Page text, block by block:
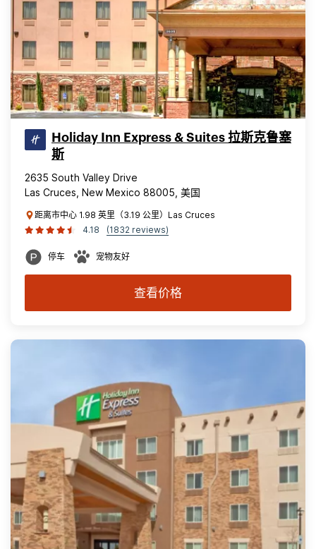
Holiday Inn Express & Suites 拉斯克鲁塞
斯
2635 South Valley Drive
Las Cruces, New Mexico 88005, 美国
距离市中心 1.98 英里（3.19 公里）Las Cruces
4.18
(1832 reviews)
停车 宠物友好
查看价格